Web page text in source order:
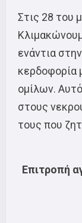
Στις 28 του
ενάντια
κερδοφορία
ομίλων.
στους
τους που
Επιτροπή